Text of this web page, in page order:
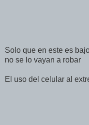
Solo que en este es
no se lo vayan a robar
El uso del celular al